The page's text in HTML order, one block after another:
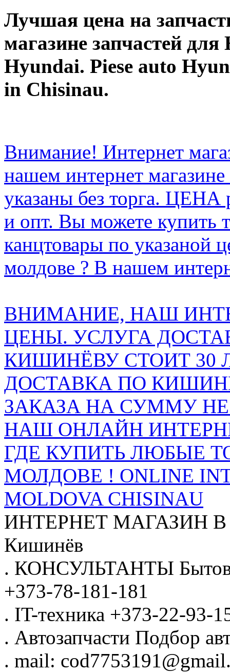
Лучшая цена на
магазине запчастей
Hyundai. Piese auto
in Chisinau.
Внимание! Интернет
нашем интернет
указаны без торга.
и опт. Вы можете купить
канцтовары по указаной
молдове ? В нашем
ВНИМАНИЕ, НАШ
ЦЕНЫ. УСЛУГА
КИШИНЁВУ СТОИТ 30
ДОСТАВКА ПО
ЗАКАЗА НА СУММУ НЕ
НАШ ОНЛАЙН
ГДЕ КУПИТЬ ЛЮБЫЕ
МОЛДОВЕ ! ONLINE
MOLDOVA CHISINAU
ИНТЕРНЕТ МАГАЗИН
Кишинёв
. КОНСУЛЬТАНТЫ
+373-78-181-181
. IT-техника +373-22-93-
. Автозапчасти Подбор
. mail: